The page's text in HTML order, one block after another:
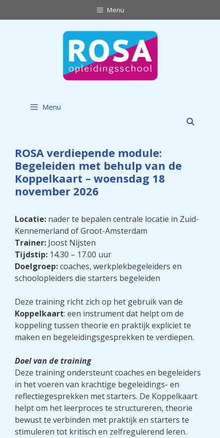
naar
Menu
Menu
ROSA verdiepende module:
Begeleiden met behulp van de
Koppelkaart – woensdag 18
november 2026
Locatie: nader te bepalen centrale locatie in Zuid-
Kennemerland of Groot-Amsterdam
Trainer: Joost Nijsten
Tijdstip: 14.30 – 17.00 uur
Doelgroep:coaches, werkplekbegeleiders en
schoolopleiders die starters begeleiden
Deze training richt zich op het gebruik van de
Koppelkaart: een instrument dat helpt om de
koppeling tussen theorie en praktijk expliciet te
maken en begeleidingsgesprekken te verdiepen.
Doel van de training
Deze training ondersteunt coaches en begeleiders
in het voeren van krachtige begeleidings- en
reflectiegesprekken met starters. De Koppelkaart
helpt om het leerproces te structureren, theorie
bewust te verbinden met praktijk en starters te
stimuleren tot kritisch en zelfregulerend leren.